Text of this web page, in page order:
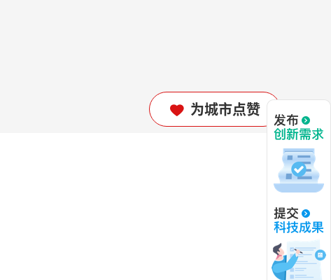
 为城市点赞